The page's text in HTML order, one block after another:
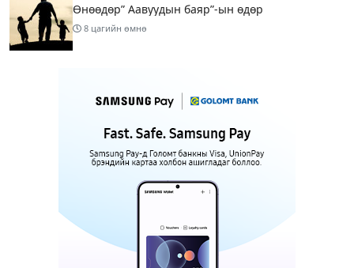
Өнөөдөр” Аавуудын баяр”-ын өдөр
8 цагийн өмнө
Улаанбаатарт 31 хэм дулаан байна
10 цагийн өмнө
МАРГААШ: Улаанбаатарт 31 хэм дулаан байна
19 цагийн өмнө
Шатахуун дамлан борлуулсан хоёр зөрчлийг
илрүүлэн шалгаж байна